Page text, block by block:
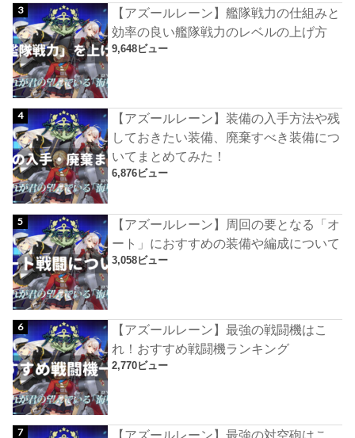
【アズールレーン】艦隊戦力の仕組みと
効率の良い艦隊戦力のレベルの上げ方
9,648ビュー
【アズールレーン】装備の入手方法や残
しておきたい装備、廃棄すべき装備につ
いてまとめてみた！
6,876ビュー
【アズールレーン】周回の要となる「オ
ート」におすすめの装備や編成について
3,058ビュー
【アズールレーン】最強の戦闘機はこ
れ！おすすめ戦闘機ランキング
2,770ビュー
【アズールレーン】最強の対空砲はこ